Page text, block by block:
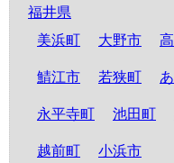
福井県
美浜町
大野市
鯖江市 若狭町
永平寺町 池田町
越前町 小浜市